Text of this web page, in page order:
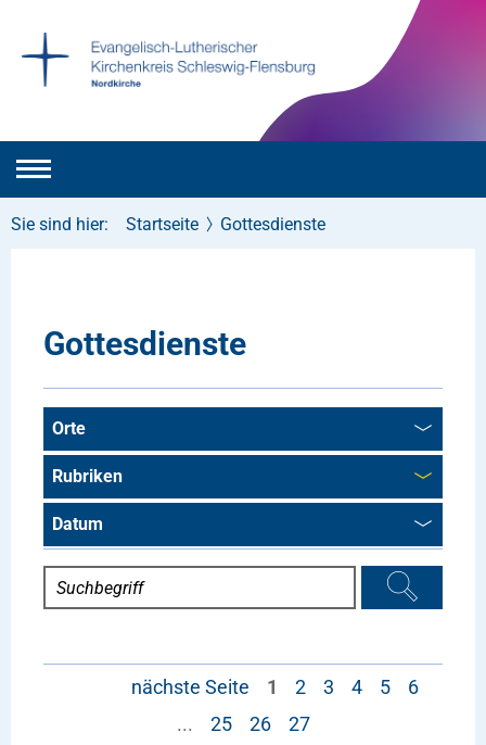
Sie sind hier: Startseite Gottesdienste
Gottesdienste
Orte
Rubriken
Datum
1 2 3 4 5
6
...
25 26 27
nächste Seite